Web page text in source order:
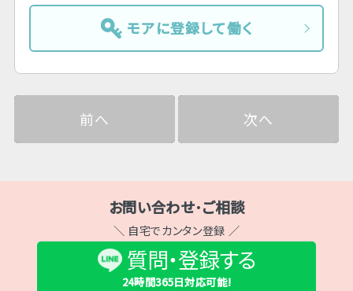
モアに登録して働く
前へ 次へ
お問い合わせ･ご相談
＼ 自宅でカンタン登録 ／
質問・登録する
24時間365日対応可能!